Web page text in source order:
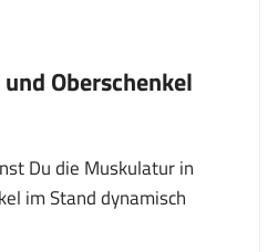
Oberschenkel
Du die Muskulatur in
im Stand dynamisch